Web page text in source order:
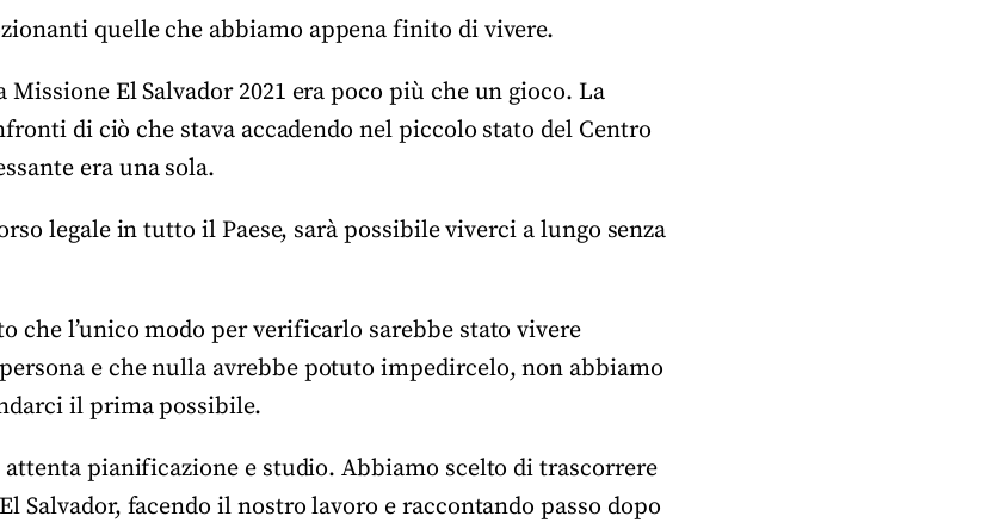
quelle che abbiamo appena finito di vivere.
Missione El Salvador 2021 era poco più che un gioco. La
di ciò che stava accadendo nel piccolo stato del Centro
era una sola.
legale in tutto il Paese, sarà possibile viverci a lungo senza
che l’unico modo per verificarlo sarebbe stato vivere
e che nulla avrebbe potuto impedircelo, non abbiamo
il prima possibile.
attenta pianificazione e studio. Abbiamo scelto di trascorrere
Salvador, facendo il nostro lavoro e raccontando passo dopo